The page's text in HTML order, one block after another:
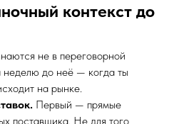
контекст до
не в переговорной
до неё — когда ты
на рынке.
Первый — прямые
поставщика. Не для того